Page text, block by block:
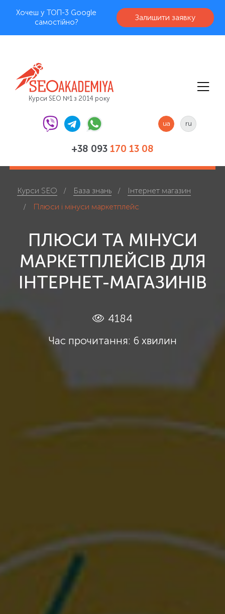
Хочеш у ТОП-3 Google
самостійно?
Залишити заявку
Курси SEO №1 з 2014 року
+38 093 170 13 08
ua ru
Курси SEO База знань
Інтернет магазин
Плюси і мінуси маркетплейс
ПЛЮСИ ТА МІНУСИ
МАРКЕТПЛЕЙСІВ ДЛЯ
ІНТЕРНЕТ-МАГАЗИНІВ
4184
Час прочитання: 6 хвилин